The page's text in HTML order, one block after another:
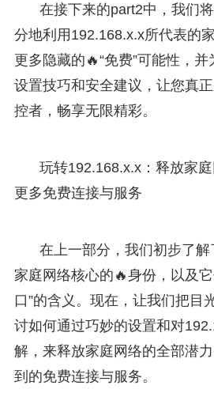
在接下来的part2中，我们
分地利用192.168.x.x所代表的
更多隐藏的🔥“免费”可能性，
设置技巧和安全建议，让您真
控者，畅享无限精彩。
玩转192.168.x.x：释放家
更多免费连接与服务
在上一部分，我们初步了
家庭网络核心的🔥身份，以及
口”的含义。现在，让我们把目
讨如何通过巧妙的设置和对
解，来释放家庭网络的全部潜
到的免费连接与服务。